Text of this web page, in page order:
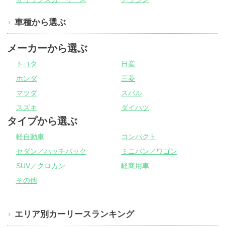
車種から選ぶ
メーカーから選ぶ
トヨタ
日産
ホンダ
三菱
マツダ
スバル
スズキ
ダイハツ
タイプから選ぶ
軽自動車
コンパクト
セダン／ハッチバック
ミニバン／ワゴン
SUV／クロカン
軽商用車
その他
エリア別カーリースランキング